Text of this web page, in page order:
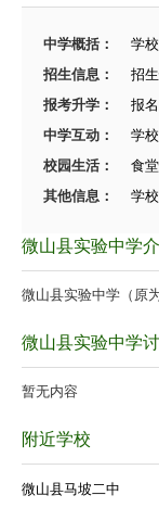
中学概括： 学
招生信息：
招
报考升学：
报
中学互动：
学
校园生活：
食
其他信息：
学
微山县实验中学
微山县实验中学（原
微山县实验中学
暂无内容
附近学校
微山县马坡二中